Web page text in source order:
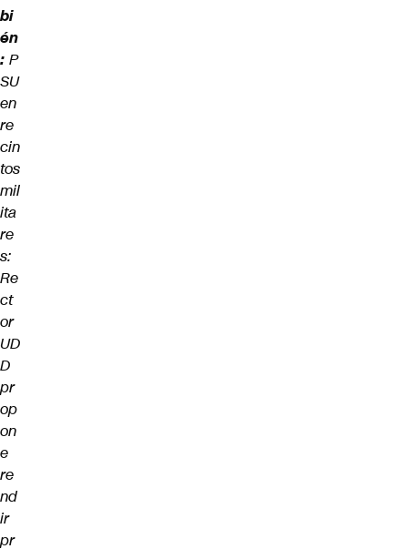
bi
én
: P
SU
en
re
cin
tos
mil
ita
re
s:
Re
ct
or
UD
D
pr
op
on
e
re
nd
ir
pr